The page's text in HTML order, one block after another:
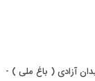
آزادی ( باغ ملی ) -